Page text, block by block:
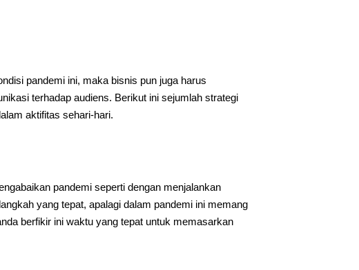
pandemi ini, maka bisnis pun juga harus
terhadap audiens. Berikut ini sejumlah strategi
aktifitas sehari-hari.
pandemi seperti dengan menjalankan
yang tepat, apalagi dalam pandemi ini memang
berfikir ini waktu yang tepat untuk memasarkan